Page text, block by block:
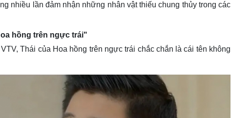
nhiều lần đảm nhận những nhân vật thiếu chung thủy trong các
hồng trên ngực trái"
Thái của Hoa hồng trên ngực trái chắc chắn là cái tên không